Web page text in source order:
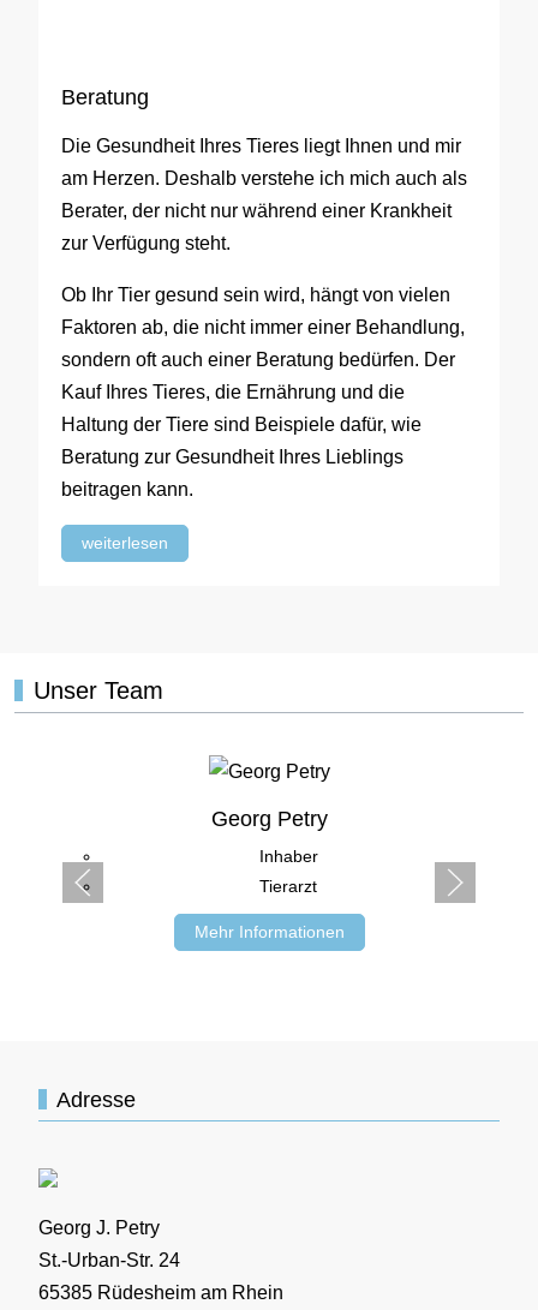
Beratung
Die Gesundheit Ihres Tieres liegt Ihnen und mir
am Herzen. Deshalb verstehe ich mich auch als
Berater, der nicht nur während einer Krankheit
zur Verfügung steht.
Ob Ihr Tier gesund sein wird, hängt von vielen
Faktoren ab, die nicht immer einer Behandlung,
sondern oft auch einer Beratung bedürfen. Der
Kauf Ihres Tieres, die Ernährung und die
Haltung der Tiere sind Beispiele dafür, wie
Beratung zur Gesundheit Ihres Lieblings
beitragen kann.
weiterlesen
Unser Team
Georg Petry
Inhaber
Tierarzt
Mehr Informationen
Adresse
Georg J. Petry
St.-Urban-Str. 24
65385 Rüdesheim am Rhein